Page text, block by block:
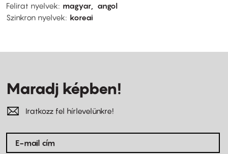
Felirat nyelvek
magyar
angol
Szinkron nyelvek
koreai
Maradj képben!
Iratkozz fel hírlevelünkre!